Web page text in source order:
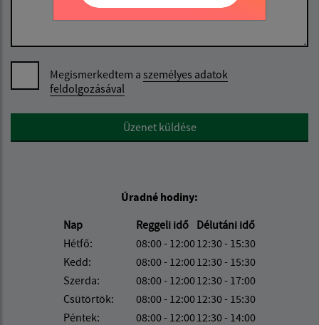
Megismerkedtem a személyes adatok
feldolgozásával
Google reCaptcha ResponseÜzenet küldése
Úradné hodiny:
Nap
Reggeli idő Délutáni idő
Hétfő:
08:00 - 12:0012:30 - 15:30
Kedd:
08:00 - 12:0012:30 - 15:30
Szerda:
08:00 - 12:0012:30 - 17:00
Csütörtök:
08:00 - 12:0012:30 - 15:30
Péntek:
08:00 - 12:0012:30 - 14:00